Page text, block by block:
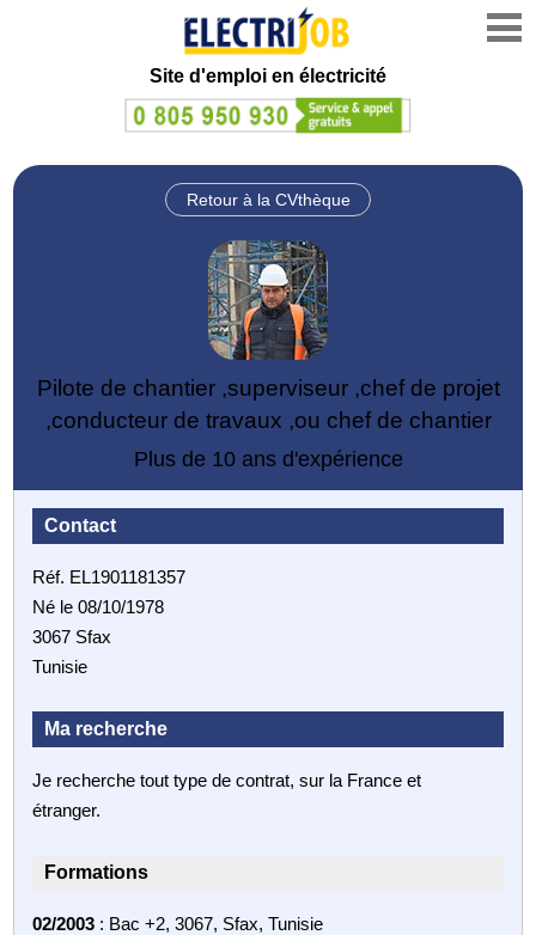
Site d'emploi en électricité
Retour à la CVthèque
Pilote de chantier ,superviseur ,chef de projet
,conducteur de travaux ,ou chef de chantier
Plus de 10 ans d'expérience
Contact
Réf. EL1901181357
Né le 08/10/1978
3067 Sfax
Tunisie
Ma recherche
Je recherche tout type de contrat, sur la France et
étranger.
Formations
02/2003 : Bac +2, 3067, Sfax, Tunisie